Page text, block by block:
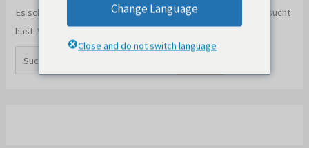
Es scheint, als ob wir das nicht finden konnten, wonach du gesucht
hast. Vielleicht hilft eine Suche.
nach:
Change Language
Close and do not switch language